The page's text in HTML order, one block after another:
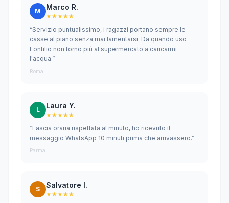
M Marco R.
★★★★★
“Servizio puntualissimo, i ragazzi portano sempre le
casse al piano senza mai lamentarsi. Da quando uso
Fontilio non torno più al supermercato a caricarmi
l'acqua.”
Roma
L Laura Y.
★★★★★
“Fascia oraria rispettata al minuto, ho ricevuto il
messaggio WhatsApp 10 minuti prima che arrivassero.”
Parma
S Salvatore I.
★★★★★